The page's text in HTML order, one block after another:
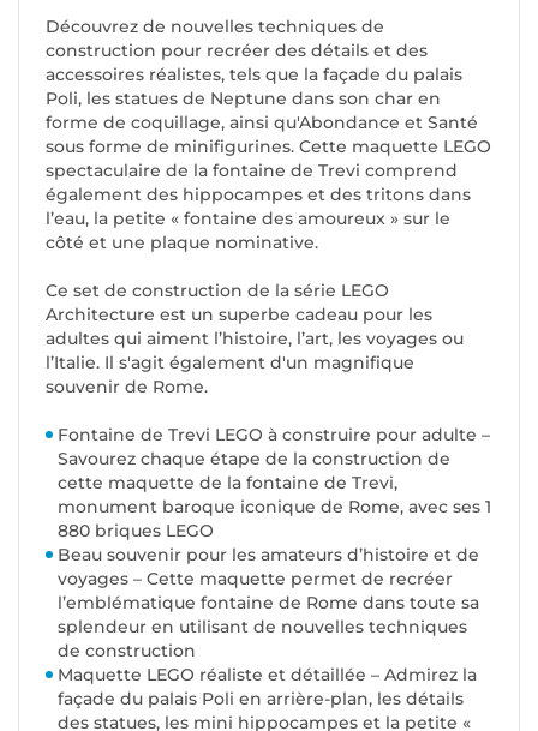
Découvrez de nouvelles techniques de
construction pour recréer des détails et des
accessoires réalistes, tels que la façade du palais
Poli, les statues de Neptune dans son char en
forme de coquillage, ainsi qu'Abondance et Santé
sous forme de minifigurines. Cette maquette LEGO
spectaculaire de la fontaine de Trevi comprend
également des hippocampes et des tritons dans
l’eau, la petite « fontaine des amoureux » sur le
côté et une plaque nominative.
Ce set de construction de la série LEGO
Architecture est un superbe cadeau pour les
adultes qui aiment l’histoire, l’art, les voyages ou
l’Italie. Il s'agit également d'un magnifique
souvenir de Rome.
Fontaine de Trevi LEGO à construire pour adulte –
Savourez chaque étape de la construction de
cette maquette de la fontaine de Trevi,
monument baroque iconique de Rome, avec ses 1
880 briques LEGO
Beau souvenir pour les amateurs d’histoire et de
voyages – Cette maquette permet de recréer
l’emblématique fontaine de Rome dans toute sa
splendeur en utilisant de nouvelles techniques
de construction
Maquette LEGO réaliste et détaillée – Admirez la
façade du palais Poli en arrière-plan, les détails
des statues, les mini hippocampes et la petite «